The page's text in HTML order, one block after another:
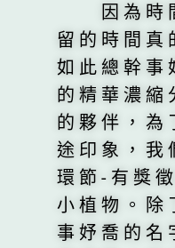
因為時間
留的時間真
如此總幹事
的精華濃縮
的夥伴，為
途印象，我
環節-有獎
小植物。除
事妤喬的名